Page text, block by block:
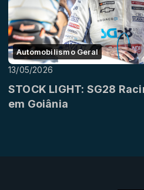
Automobilismo Geral
13/05/2026
STOCK LIGHT: SG28
em Goiânia